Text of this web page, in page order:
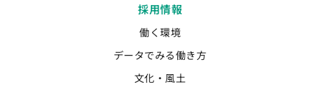
採用情報
働く環境
データでみる働き方
文化・風土